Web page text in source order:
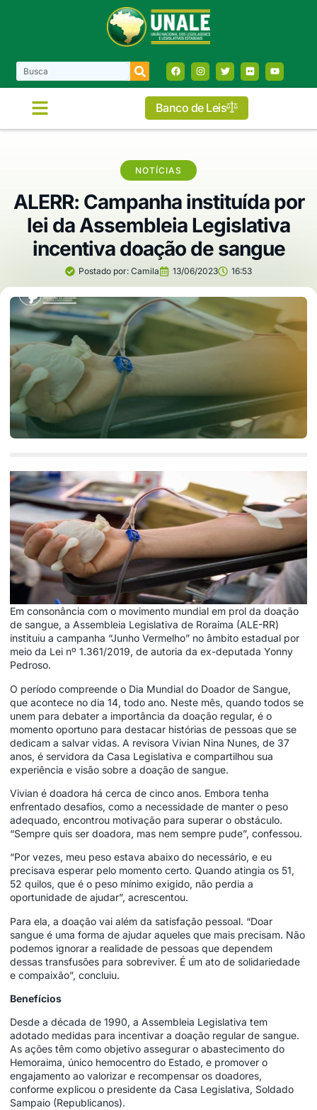
Banco de Leis
NOTÍCIAS
ALERR: Campanha instituída por
lei da Assembleia Legislativa
incentiva doação de sangue
Postado por: Camila 13/06/2023 16:53
Em consonância com o movimento mundial em prol da doação
de sangue, a Assembleia Legislativa de Roraima (ALE-RR)
instituiu a campanha “Junho Vermelho” no âmbito estadual por
meio da Lei nº 1.361/2019, de autoria da ex-deputada Yonny
Pedroso.
O período compreende o Dia Mundial do Doador de Sangue,
que acontece no dia 14, todo ano. Neste mês, quando todos se
unem para debater a importância da doação regular, é o
momento oportuno para destacar histórias de pessoas que se
dedicam a salvar vidas. A revisora Vivian Nina Nunes, de 37
anos, é servidora da Casa Legislativa e compartilhou sua
experiência e visão sobre a doação de sangue.
Vivian é doadora há cerca de cinco anos. Embora tenha
enfrentado desafios, como a necessidade de manter o peso
adequado, encontrou motivação para superar o obstáculo.
“Sempre quis ser doadora, mas nem sempre pude”, confessou.
“Por vezes, meu peso estava abaixo do necessário, e eu
precisava esperar pelo momento certo. Quando atingia os 51,
52 quilos, que é o peso mínimo exigido, não perdia a
oportunidade de ajudar”, acrescentou.
Para ela, a doação vai além da satisfação pessoal. “Doar
sangue é uma forma de ajudar aqueles que mais precisam. Não
podemos ignorar a realidade de pessoas que dependem
dessas transfusões para sobreviver. É um ato de solidariedade
e compaixão”, concluiu.
Benefícios
Desde a década de 1990, a Assembleia Legislativa tem
adotado medidas para incentivar a doação regular de sangue.
As ações têm como objetivo assegurar o abastecimento do
Hemoraima, único hemocentro do Estado, e promover o
engajamento ao valorizar e recompensar os doadores,
conforme explicou o presidente da Casa Legislativa, Soldado
Sampaio (Republicanos).